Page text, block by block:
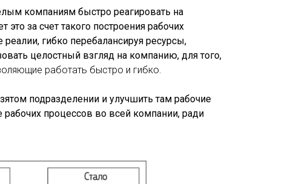
компаниям быстро реагировать на
за счет такого построения рабочих
гибко перебалансируя ресурсы,
целостный взгляд на компанию, для того,
работать быстро и гибко.
подразделении и улучшить там рабочие
процессов во всей компании, ради